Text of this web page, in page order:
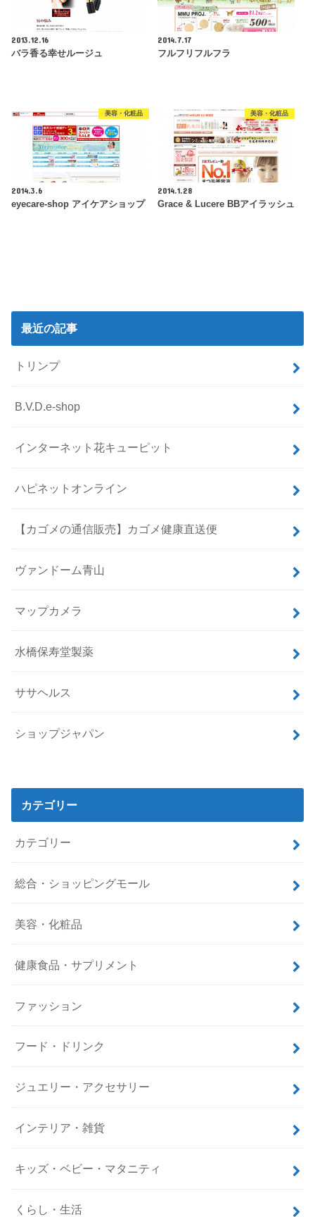
2013.12.16
バラ香る幸せルージュ
2014.7.17
フルフリフルフラ
美容・化粧品
2014.3.6
eyecare-shop アイケアショップ
美容・化粧品
2014.1.28
Grace & Lucere BBアイラッシュ
最近の記事
トリンプ
B.V.D.e-shop
インターネット花キューピット
ハピネットオンライン
【カゴメの通信販売】カゴメ健康直送便
ヴァンドーム青山
マップカメラ
水橋保寿堂製薬
ササヘルス
ショップジャパン
カテゴリー
カテゴリー
総合・ショッピングモール
美容・化粧品
健康食品・サプリメント
ファッション
フード・ドリンク
ジュエリー・アクセサリー
インテリア・雑貨
キッズ・ベビー・マタニティ
くらし・生活